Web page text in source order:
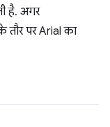
है. अगर
पर Arial का